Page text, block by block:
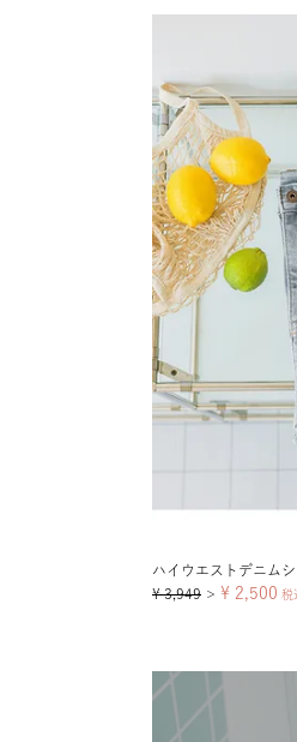
ハイウエストデニム
¥ 3,949 ＞ ¥ 2,500 税